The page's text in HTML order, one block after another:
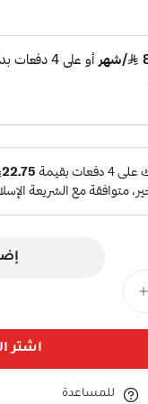
اشتر
للمساعدة